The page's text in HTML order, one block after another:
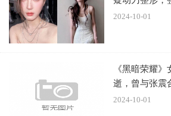
原文链接：《铁石心肠》曝预告 “神奇
2024-10-01
《黑暗荣耀
逝，曾与张震
2024-10-01